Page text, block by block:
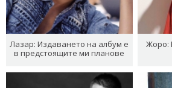
Лазар: Издаването на албум е
в предстоящите ми планове
Жоро: